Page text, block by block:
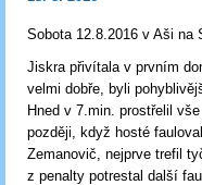
Sobota 12.8.2016 v Aši na
Jiskra přivítala v prvním
velmi dobře, byli
Hned v 7.min. prostřelil
později, když hosté
Zemanovič, nejprve trefil
z penalty potrestal další